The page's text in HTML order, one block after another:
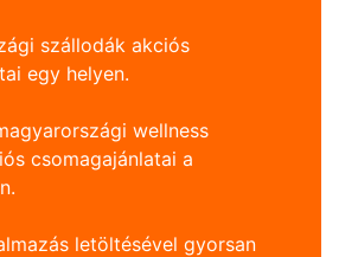
szállodák akciós
egy helyen.
wellness
csomagajánlatai a
letöltésével gyorsan